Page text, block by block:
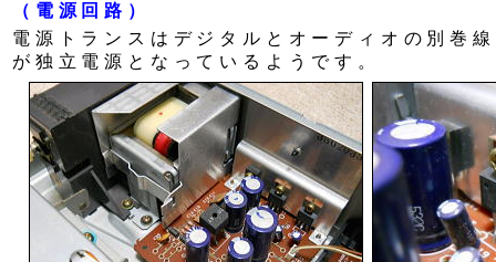
（電源回路）
電源トランスはデジタルとオーディオの別巻
が独立電源となっているようです。